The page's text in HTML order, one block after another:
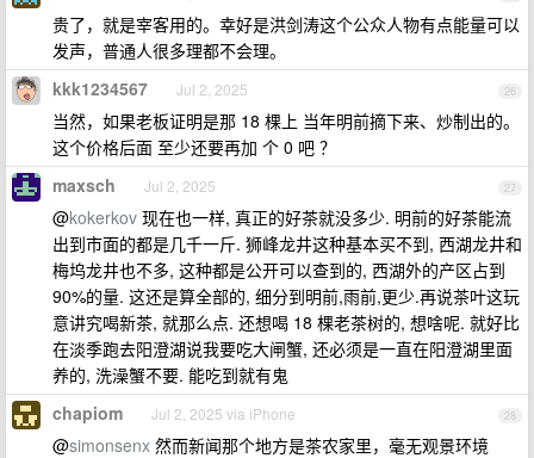
贵了，就是宰客用的。幸好是洪剑涛这个公众人物有点能量可以
发声，普通人很多理都不会理。
26
kkk1234567 Jul 2, 2025
当然，如果老板证明是那 18 棵上 当年明前摘下来、炒制出的。
这个价格后面 至少还要再加 个 0 吧 ？
27
maxsch Jul 2, 2025
@kokerkov 现在也一样, 真正的好茶就没多少. 明前的好茶能流
出到市面的都是几千一斤. 狮峰龙井这种基本买不到, 西湖龙井和
梅坞龙井也不多, 这种都是公开可以查到的, 西湖外的产区占到
90%的量. 这还是算全部的, 细分到明前,雨前,更少.再说茶叶这玩
意讲究喝新茶, 就那么点. 还想喝 18 棵老茶树的, 想啥呢. 就好比
在淡季跑去阳澄湖说我要吃大闸蟹, 还必须是一直在阳澄湖里面
养的, 洗澡蟹不要. 能吃到就有鬼
28
chapiom Jul 2, 2025 via iPhone
@simonsenx 然而新闻那个地方是茶农家里，毫无观景环境